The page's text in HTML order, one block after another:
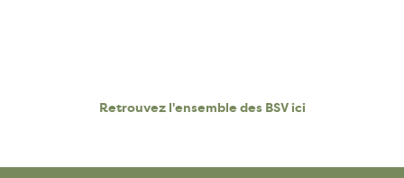
Retrouvez l'ensemble des BSV ici